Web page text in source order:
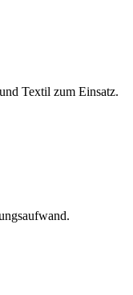
Textil zum Einsatz.